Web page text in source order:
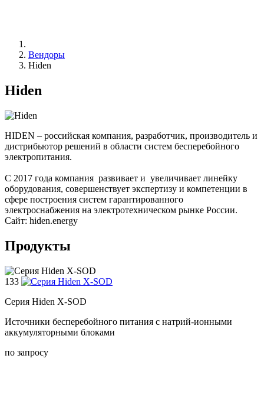
Вендоры
Hiden
Hiden
HIDEN – российская компания, разработчик, производитель и
дистрибьютор решений в области систем бесперебойного
электропитания.
С 2017 года компания развивает и увеличивает линейку
оборудования, совершенствует экспертизу и компетенции в
сфере построения систем гарантированного
электроснабжения на электротехническом рынке России.
Сайт: hiden.energy
Продукты
133
Серия Hiden X-SOD
Источники бесперебойного питания с натрий-ионными
аккумуляторными блоками
по запросу